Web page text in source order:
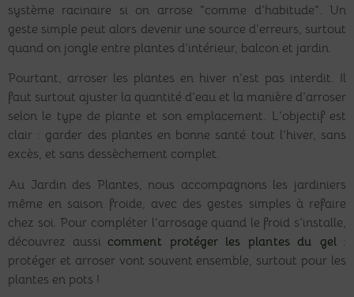
système racinaire si on arrose “comme d’habitude”. Un
geste simple peut alors devenir une source d’erreurs, surtout
quand on jongle entre plantes d’intérieur, balcon et jardin.
Pourtant, arroser les plantes en hiver n’est pas interdit. Il
faut surtout ajuster la quantité d’eau et la manière d’arroser
selon le type de plante et son emplacement. L’objectif est
clair : garder des plantes en bonne santé tout l’hiver, sans
excès, et sans dessèchement complet.
Au Jardin des Plantes, nous accompagnons les jardiniers
même en saison froide, avec des gestes simples à refaire
chez soi. Pour compléter l’arrosage quand le froid s’installe,
découvrez aussi comment protéger les plantes du gel:
protéger et arroser vont souvent ensemble, surtout pour les
plantes en pots !